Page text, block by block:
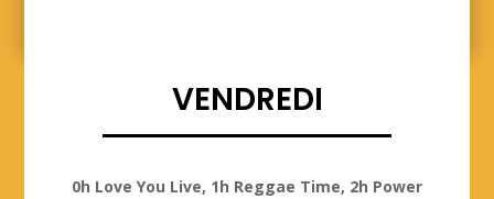
VENDREDI
0h Love You Live, 1h Reggae Time, 2h Power